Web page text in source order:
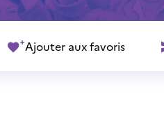
Ajouter aux favoris